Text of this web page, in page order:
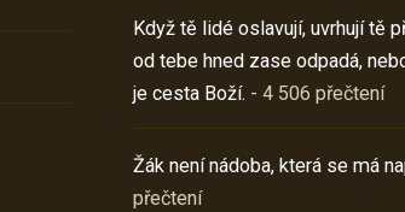
Když tě lidé oslavují, uvrhují tě
od tebe hned zase odpadá,
je cesta Boží. - 4 506 přečtení
Žák není nádoba, která se má
přečtení